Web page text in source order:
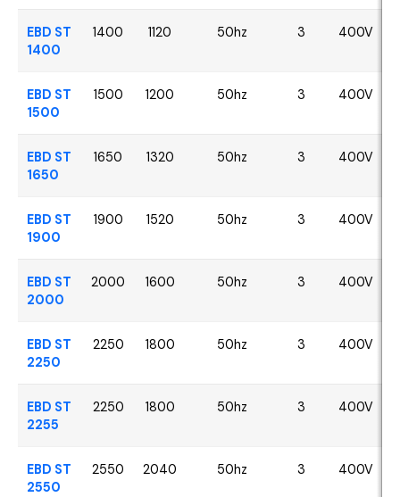
EBD ST
1400
1400 1120 50hz 3 400V
EBD ST
1500
1500 1200 50hz 3 400V
EBD ST
1650
1650 1320 50hz 3 400V
EBD ST
1900
1900 1520 50hz 3 400V
EBD ST
2000
2000 1600 50hz 3 400V
EBD ST
2250
2250 1800 50hz 3 400V
EBD ST
2255
2250 1800 50hz 3 400V
EBD ST
2550
2550 2040 50hz 3 400V